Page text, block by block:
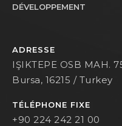
DÉVELOPPEMENT
ADRESSE
IŞIKTEPE OSB MAH.
Bursa, 16215 / Turkey
TÉLÉPHONE FIXE
+90 224 242 21 00